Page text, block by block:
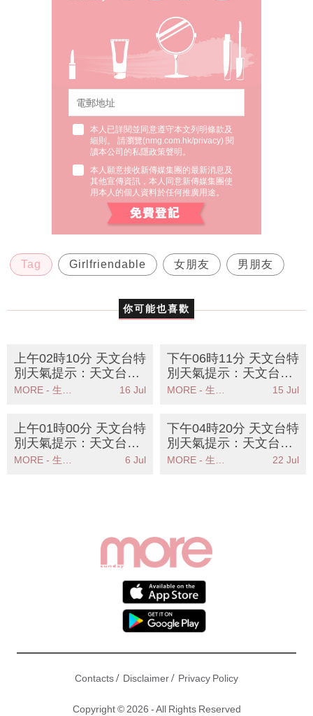
本人已詳閱並同意遵守本文列明條款及
細則。 請瀏覽(nmg.com.hk/privacy) 閱
讀本公司的私隱政策聲明。
本人願意接收新傳媒集團的最新消息及
其他宣傳資訊，本人同意新傳媒集團使
用本人的個人資料於任何推廣用途。
Tag Girlfriendable 女朋友 男朋友
你可能也喜歡
上午02時10分 天文台特
別天氣提示：天文台發
出特別天氣提示預料本
MORE - 生活品味 16 Jul
下午06時11分 天文台特
別天氣提示：天文台發
出特別天氣提示新界部
MORE - 生活品味 15 Jul
上午01時00分 天文台特
別天氣提示：天文台發
出強陣風警告市民應立
6 Jul
下午04時20分 天文台特
別天氣提示：天文台發
出高溫警告提醒市民注
22 Jul
Contacts/ Disclaimer/ Privacy Policy
Copyright © 2026 - All Rights Reserved